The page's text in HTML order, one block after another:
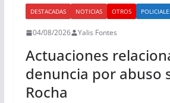
DESTACADAS NOTICIAS OTROS
04/08/2026 Yalis Fontes
Actuaciones
denuncia por abuso
Rocha